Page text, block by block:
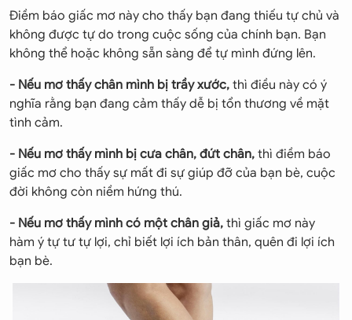
Điềm báo giấc mơ này cho thấy bạn đang thiếu tự chủ và
không được tự do trong cuộc sống của chính bạn. Bạn
không thể hoặc không sẵn sàng để tự mình đứng lên.
- Nếu mơ thấy chân mình bị trầy xước, thì điều này có ý
nghĩa rằng bạn đang cảm thấy dễ bị tổn thương về mặt
tình cảm.
- Nếu mơ thấy mình bị cưa chân, đứt chân, thì điềm báo
giấc mơ cho thấy sự mất đi sự giúp đỡ của bạn bè, cuộc
đời không còn niềm hứng thú.
- Nếu mơ thấy mình có một chân giả, thì giấc mơ này
hàm ý tự tư tự lợi, chỉ biết lợi ích bản thân, quên đi lợi ích
bạn bè.